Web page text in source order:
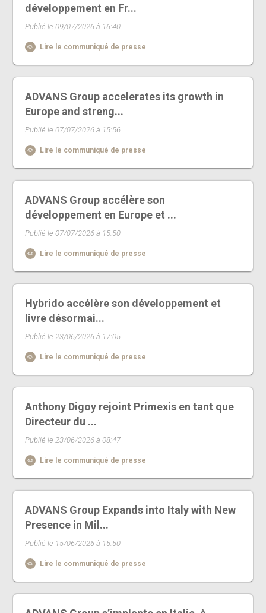
développement en Fr...
Publié le 09/07/2026 à 16:40
Lire le communiqué de presse
ADVANS Group accelerates its growth in
Europe and streng...
Publié le 07/07/2026 à 15:56
Lire le communiqué de presse
ADVANS Group accélère son
développement en Europe et ...
Publié le 07/07/2026 à 15:50
Lire le communiqué de presse
Hybrido accélère son développement et
livre désormai...
Publié le 23/06/2026 à 17:05
Lire le communiqué de presse
Anthony Digoy rejoint Primexis en tant que
Directeur du ...
Publié le 23/06/2026 à 08:47
Lire le communiqué de presse
ADVANS Group Expands into Italy with New
Presence in Mil...
Publié le 15/06/2026 à 15:50
Lire le communiqué de presse